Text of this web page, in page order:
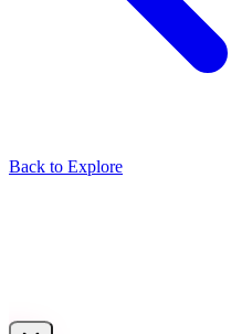
Back to Explore